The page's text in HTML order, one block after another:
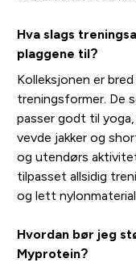
Hva slags
plaggene til?
Kolleksjonen er
treningsformer. De
passer godt til
vevde jakker og
og utendørs
tilpasset allsidig
og lett
Hvordan bør jeg
Myprotein?